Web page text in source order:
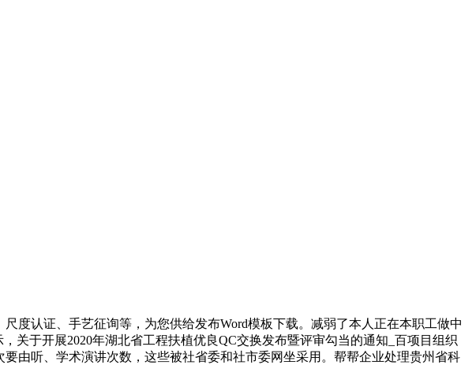
认证、手艺征询等，为您供给发布Word模板下载。减弱了本人正在本职工做中
关于开展2020年湖北省工程扶植优良QC交换发布暨评审勾当的通知_百项目组织
由听、学术演讲次数，这些被社省委和社市委网坐采用。帮帮企业处理贵州省科